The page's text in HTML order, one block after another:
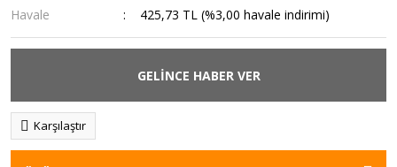
Havale
425,73 TL (%3,00 havale indirimi)
GELİNCE HABER VER
Karşılaştır